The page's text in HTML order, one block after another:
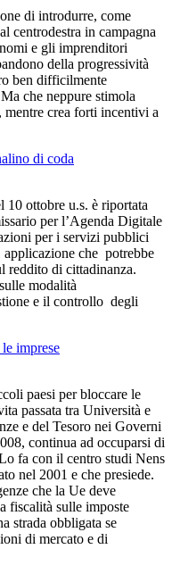
di introdurre, come
centrodestra in campagna
e gli imprenditori
della progressività
ben difficilmente
che neppure stimola
crea forti incentivi a
di coda
10 ottobre u.s. è riportata
per l’Agenda Digitale
per i servizi pubblici
che potrebbe
reddito di cittadinanza.
modalità
e il controllo degli
imprese
paesi per bloccare le
passata tra Università e
e del Tesoro nei Governi
continua ad occuparsi di
fa con il centro studi Nens
nel 2001 e che presiede.
che la Ue deve
fiscalità sulle imposte
strada obbligata se
di mercato e di